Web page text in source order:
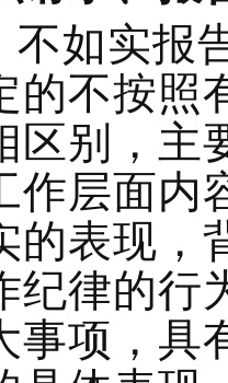
不如实报
的不按照
区别，主
作层面内
的表现，
纪律的行
事项，具